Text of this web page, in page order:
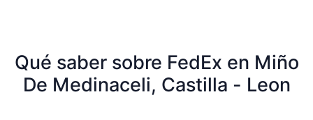
Qué saber sobre FedEx en Miño
De Medinaceli, Castilla - Leon